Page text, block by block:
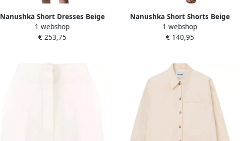
Nanushka Short Dresses Beige
Dames
1 webshop
€ 253,75
Nanushka Short Shorts Beige
Dames
1 webshop
€ 140,95